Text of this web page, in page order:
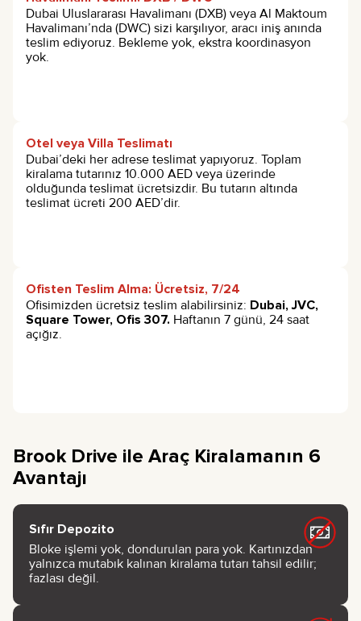
Dubai Uluslararası Havalimanı (DXB) veya Al Maktoum
Havalimanı’nda (DWC) sizi karşılıyor, aracı iniş anında
teslim ediyoruz. Bekleme yok, ekstra koordinasyon
yok.
Otel veya Villa Teslimatı
Dubai’deki her adrese teslimat yapıyoruz. Toplam
kiralama tutarınız 10.000 AED veya üzerinde
olduğunda teslimat ücretsizdir. Bu tutarın altında
teslimat ücreti 200 AED’dir.
Ofisten Teslim Alma: Ücretsiz, 7/24
Ofisimizden ücretsiz teslim alabilirsiniz: Dubai, JVC,
Square Tower, Ofis 307. Haftanın 7 günü, 24 saat
açığız.
Brook Drive ile Araç Kiralamanın 6
Avantajı
Sıfır Depozito
Bloke işlemi yok, dondurulan para yok. Kartınızdan
yalnızca mutabık kalınan kiralama tutarı tahsil edilir;
fazlası değil.